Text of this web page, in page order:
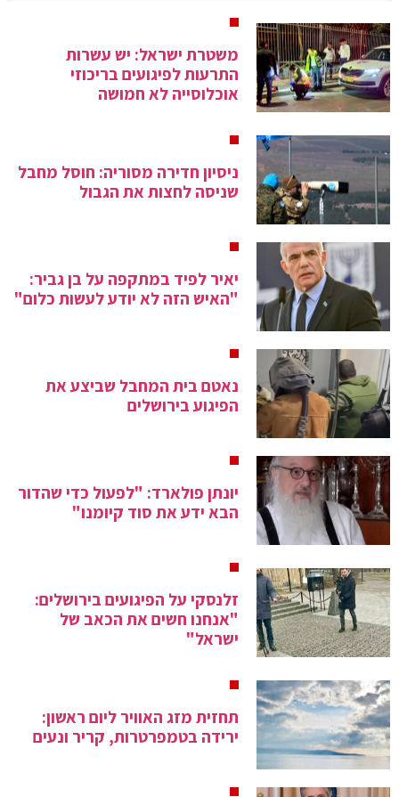
משטרת ישראל: יש עשרות
התרעות לפיגועים בריכוזי
אוכלוסייה לא חמושה
ניסיון חדירה מסוריה: חוסל מחבל
שניסה לחצות את הגבול
יאיר לפיד במתקפה על בן גביר:
"האיש הזה לא יודע לעשות כלום"
נאטם בית המחבל שביצע את
הפיגוע בירושלים
יונתן פולארד: "לפעול כדי שהדור
הבא ידע את סוד קיומנו"
זלנסקי על הפיגועים בירושלים:
"אנחנו חשים את הכאב של
ישראל"
תחזית מזג האוויר ליום ראשון:
ירידה בטמפרטרות, קריר ונעים